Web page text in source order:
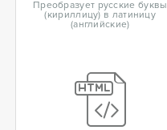
Преобразует русские буквы
(кириллицу) в латиницу
(английские)